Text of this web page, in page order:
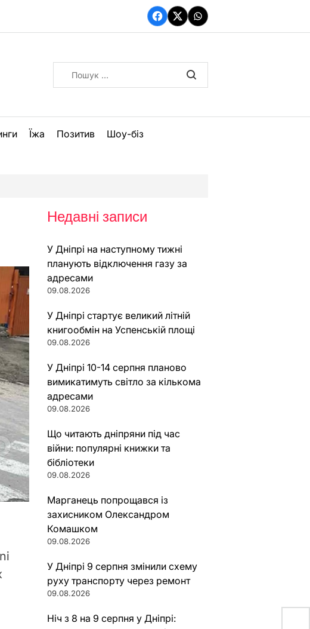
Facebook
TwitterWhatsApp
Їжа Позитив Шоу-біз
Недавні записи
У Дніпрі на наступному тижні
планують відключення газу за
адресами
09.08.2026
У Дніпрі стартує великий літній
книгообмін на Успенській площі
09.08.2026
У Дніпрі 10-14 серпня планово
вимикатимуть світло за кількома
адресами
09.08.2026
Що читають дніпряни під час
війни: популярні книжки та
бібліотеки
09.08.2026
Марганець попрощався із
захисником Олександром
Комашком
09.08.2026
У Дніпрі 9 серпня змінили схему
руху транспорту через ремонт
09.08.2026
Ніч з 8 на 9 серпня у Дніпрі: